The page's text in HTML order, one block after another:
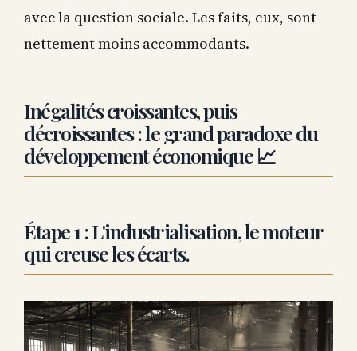
avec la question sociale. Les faits, eux, sont
nettement moins accommodants.
Inégalités croissantes, puis
décroissantes : le grand paradoxe du
développement économique 📈
Étape 1 : L'industrialisation, le moteur
qui creuse les écarts.